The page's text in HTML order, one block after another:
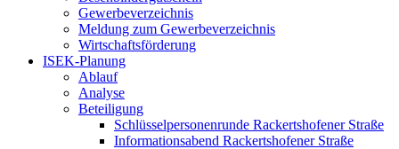
Gewerbeverzeichnis
Meldung zum Gewerbeverzeichnis
Wirtschaftsförderung
ISEK-Planung
Ablauf
Analyse
Beteiligung
Schlüsselpersonenrunde Rackertshofener Straße
Informationsabend Rackertshofener Straße